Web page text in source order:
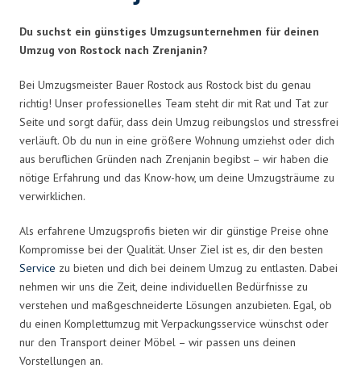
Du suchst ein günstiges Umzugsunternehmen für deinen
Umzug von Rostock nach Zrenjanin?
Bei Umzugsmeister Bauer Rostock aus Rostock bist du genau
richtig! Unser professionelles Team steht dir mit Rat und Tat zur
Seite und sorgt dafür, dass dein Umzug reibungslos und stressfrei
verläuft. Ob du nun in eine größere Wohnung umziehst oder dich
aus beruflichen Gründen nach Zrenjanin begibst – wir haben die
nötige Erfahrung und das Know-how, um deine Umzugsträume zu
verwirklichen.
Als erfahrene Umzugsprofis bieten wir dir günstige Preise ohne
Kompromisse bei der Qualität. Unser Ziel ist es, dir den besten
Service zu bieten und dich bei deinem Umzug zu entlasten. Dabei
nehmen wir uns die Zeit, deine individuellen Bedürfnisse zu
verstehen und maßgeschneiderte Lösungen anzubieten. Egal, ob
du einen Komplettumzug mit Verpackungsservice wünschst oder
nur den Transport deiner Möbel – wir passen uns deinen
Vorstellungen an.